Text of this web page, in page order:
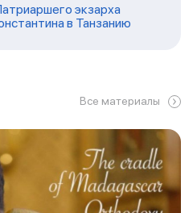
экзарха
в Танзанию
Все материалы